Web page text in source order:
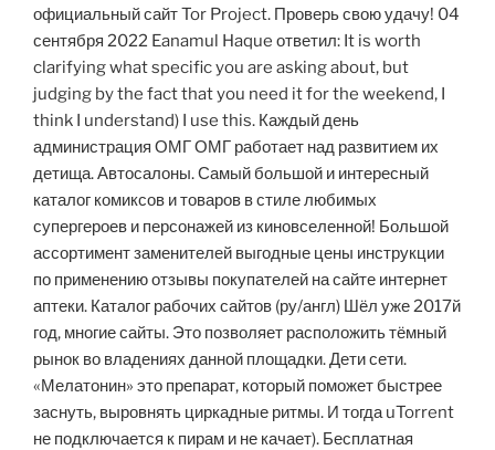
официальный сайт Tor Project. Проверь свою удачу! 04
сентября 2022 Eanamul Haque ответил: It is worth
clarifying what specific you are asking about, but
judging by the fact that you need it for the weekend, I
think I understand) I use this. Каждый день
администрация ОМГ ОМГ работает над развитием их
детища. Автосалоны. Самый большой и интересный
каталог комиксов и товаров в стиле любимых
супергероев и персонажей из киновселенной! Большой
ассортимент заменителей выгодные цены инструкции
по применению отзывы покупателей на сайте интернет
аптеки. Каталог рабочих сайтов (ру/англ) Шёл уже 2017й
год, многие сайты. Это позволяет расположить тёмный
рынок во владениях данной площадки. Дети сети.
«Мелатонин» это препарат, который поможет быстрее
заснуть, выровнять циркадные ритмы. И тогда uTorrent
не подключается к пирам и не качает). Бесплатная